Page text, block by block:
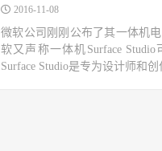
2016-11-08
微软公司刚刚公布了其一体机
软又声称一体机Surface
Surface Studio是专为设计师和创